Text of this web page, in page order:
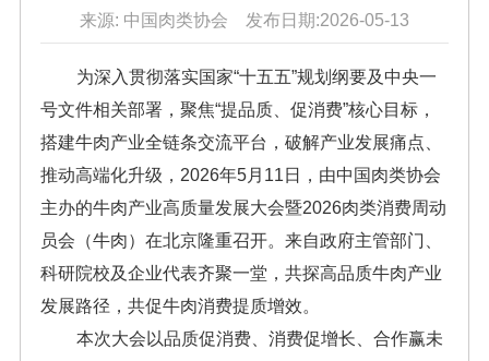
来源: 中国肉类协会 发布日期:2026-05-13
为深入贯彻落实国家“十五五”规划纲要及中央一
号文件相关部署，聚焦“提品质、促消费”核心目标，
搭建牛肉产业全链条交流平台，破解产业发展痛点、
推动高端化升级，2026年5月11日，由中国肉类协会
主办的牛肉产业高质量发展大会暨2026肉类消费周动
员会（牛肉）在北京隆重召开。来自政府主管部门、
科研院校及企业代表齐聚一堂，共探高品质牛肉产业
发展路径，共促牛肉消费提质增效。
本次大会以品质促消费、消费促增长、合作赢未